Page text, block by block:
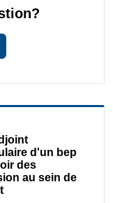
d'un bep
des
au sein de